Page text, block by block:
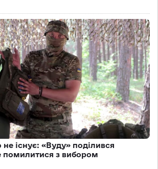
не існує: «Вуду» поділився
помилитися з вибором